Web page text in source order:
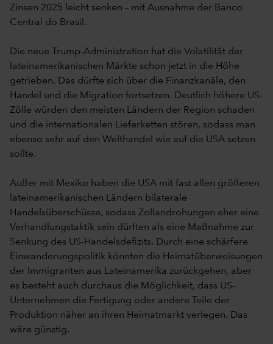
Zinsen 2025 leicht senken – mit Ausnahme der Banco
Central do Brasil.
Die neue Trump-Administration hat die Volatilität der
lateinamerikanischen Märkte schon jetzt in die Höhe
getrieben. Das dürfte sich über die Finanzkanäle, den
Handel und die Migration fortsetzen. Deutlich höhere US-
Zölle würden den meisten Ländern der Region schaden
und die internationalen Lieferketten stören, sodass man
ebenso sehr auf den Welthandel wie auf die USA setzen
sollte.
Außer mit Mexiko haben die USA mit fast allen größeren
lateinamerikanischen Ländern bilaterale
Handelsüberschüsse, sodass Zollandrohungen eher eine
Verhandlungstaktik sein dürften als eine Maßnahme zur
Senkung des US-Handelsdefizits. Durch eine schärfere
Einwanderungspolitik könnten die Heimatüberweisungen
der Immigranten aus Lateinamerika zurückgehen, aber
es besteht auch durchaus die Möglichkeit, dass US-
Unternehmen die Fertigung oder andere Teile der
Produktion näher an ihren Heimatmarkt verlegen. Das
wäre günstig.